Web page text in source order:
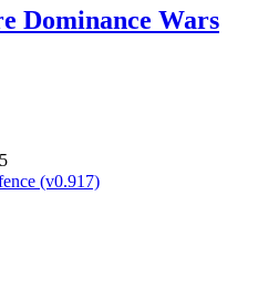
Dominance Wars
5